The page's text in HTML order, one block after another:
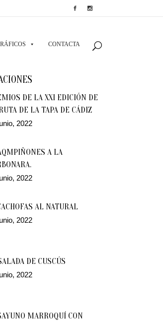
CONTACTA
DE LA XXI EDICIÓN DE
DE LA TAPA DE CÁDIZ
2022
A LA
2022
AL NATURAL
2022
DE CUSCÚS
2022
MARROQUÍ CON